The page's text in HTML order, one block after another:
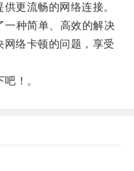
更流畅的网络连接。
种简单、高效的解决
络卡顿的问题，享受
！。